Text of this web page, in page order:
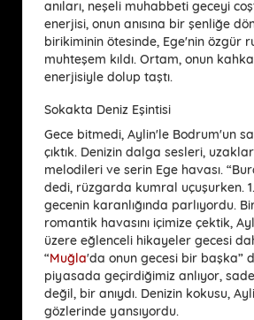
anıları, neşeli muhabbeti geceyi
enerjisi, onun anısına bir şenliğe
birikiminin ötesinde, Ege'nin özgür
muhteşem kıldı. Ortam, onun
enerjisiyle dolup taştı.
Sokakta Deniz Eşintisi
Gece bitmedi, Aylin'le Bodrum'un
çıktık. Denizin dalga sesleri,
melodileri ve serin Ege havası.
dedi, rüzgarda kumral uçuşurken.
gecenin karanlığında parlıyordu.
romantik havasını içimize çektik,
üzere eğlenceli hikayeler gecesi
“Muğla'da onun gecesi bir başka”
piyasada geçirdiğimiz anlıyor,
değil, bir anıydı. Denizin kokusu,
gözlerinde yansıyordu.